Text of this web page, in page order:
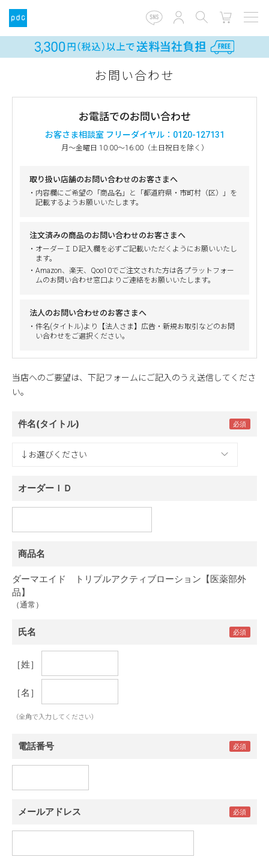
お問い合わせ
お電話でのお問い合わせ
お客さま相談室 フリーダイヤル：0120-127131
月～金曜日 10:00～16:00（土日祝日を除く）
取り扱い店舗のお問い合わせのお客さまへ
・内容欄にご希望の「商品名」と「都道府県・市町村（区）」を
記載するようお願いいたします。
注文済みの商品のお問い合わせのお客さまへ
・オーダーＩＤ記入欄を必ずご記載いただくようにお願いいたし
ます。
・Amazon、楽天、Qoo10でご注文された方は各プラットフォー
ムのお問い合わせ窓口よりご連絡をお願いいたします。
法人のお問い合わせのお客さまへ
・件名(タイトル)より【法人さま】広告・新規お取引などのお問
い合わせをご選択ください。
当店へのご要望は、下記フォームにご記入のうえ送信してくださ
い。
件名(タイトル)
オーダーＩＤ
商品名
ダーマエイド トリプルアクティブローション【医薬部外
品】
（通常）
氏名
［姓］
［名］
（全角で入力してください）
電話番号
メールアドレス